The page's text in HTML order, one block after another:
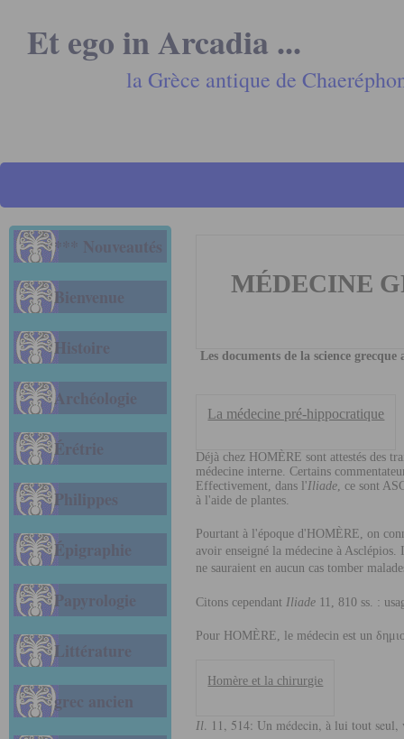
Et ego in Arcadia ...
la Grèce antique de
*** Nouveautés
Bienvenue
Histoire
Archéologie
Érétrie
Philippes
Épigraphie
Papyrologie
Littérature
grec ancien
MÉDECINE
Les documents de la science
La médecine pré-hippocratique
Déjà chez HOMÈRE sont attestés des
médecine interne. Certains
Effectivement, dans l'Iliade, ce sont
à l'aide de plantes.
Pourtant à l'époque d' HOMÈRE, on
avoir enseigné la médecine à
ne sauraient en aucun cas tomber
Citons cependant Iliade 11, 810 ss. :
Pour HOMÈRE , le médecin est un
Homère et la chirurgie
Il. 11, 514: Un médecin, à lui tout seul,